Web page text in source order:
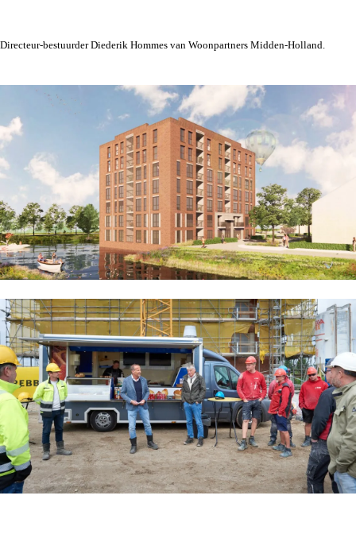
Directeur-bestuurder Diederik Hommes van Woonpartners Midden-Holland.